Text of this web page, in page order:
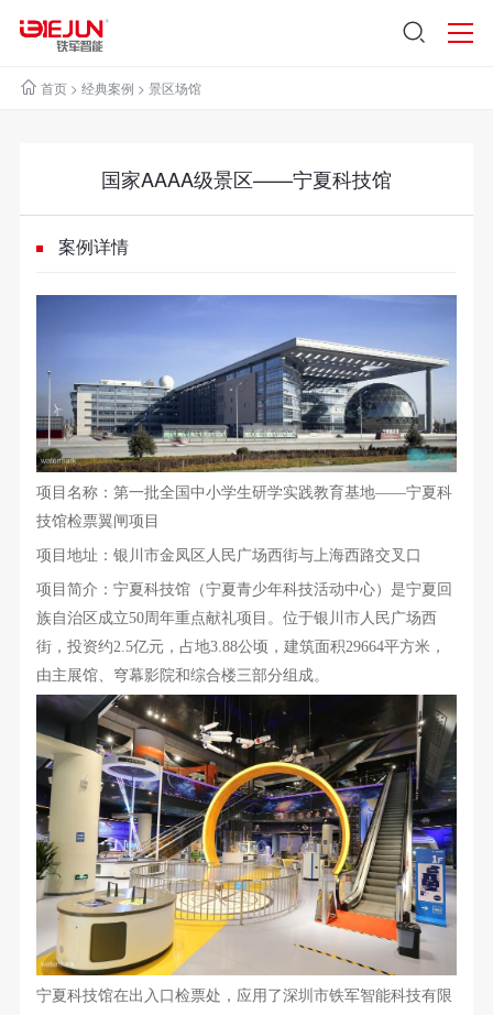
首页> 经典案例 > 景区场馆
国家AAAA级景区——宁夏科技馆
案例详情
项目名称：第一批全国中小学生研学实践教育基地——宁夏科
技馆检票翼闸项目
项目地址：银川市金凤区人民广场西街与上海西路交叉口
项目简介：宁夏科技馆（宁夏青少年科技活动中心）是宁夏回
族自治区成立50周年重点献礼项目。位于银川市人民广场西
街，投资约2.5亿元，占地3.88公顷，建筑面积29664平方米，
由主展馆、穹幕影院和综合楼三部分组成。
宁夏科技馆在出入口检票处，应用了深圳市铁军智能科技有限